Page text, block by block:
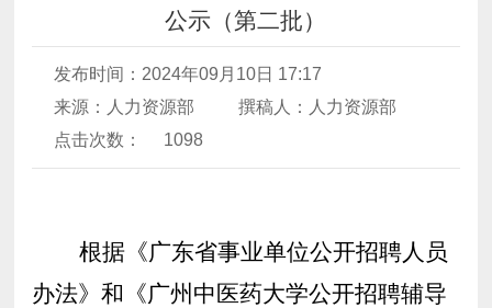
公示（第二批）
发布时间：2024年09月10日 17:17
来源：人力资源部
撰稿人：人力资源部
点击次数：
1098
根据《广东省事业单位公开招聘人员
办法》和 《广州中医药大学公开招聘辅导